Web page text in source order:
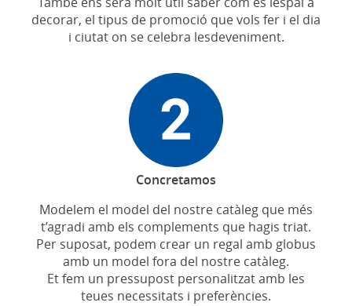
decorar, el tipus de promoció que vols fer i el dia
i ciutat on se celebra lesdeveniment.
Concretamos
Modelem el model del nostre catàleg que més
t’agradi amb els complements que hagis triat.
Per suposat, podem crear un regal amb globus
amb un model fora del nostre catàleg.
Et fem un pressupost personalitzat amb les
teues necessitats i preferències.